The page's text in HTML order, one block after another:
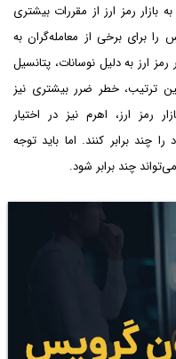
رمز ارز از مقررات بیشتری
را برای برخی از معامله‌گران به
ارز به دلیل نوسانات، پتانسیل
ترتیب، خطر ضرر بیشتری نیز
رمز ارز، اهرم نیز در اختیار
چند برابر کنند. اما باید توجه
چند برابر شود.